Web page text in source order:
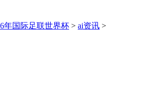
年国际足联世界杯 > ai资讯 >